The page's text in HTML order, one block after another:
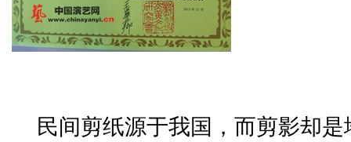
民间剪纸源于我国，而剪影却是